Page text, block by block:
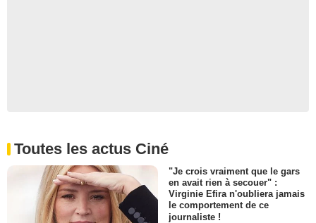
Toutes les actus Ciné
"Je crois vraiment que le gars
en avait rien à secouer" :
Virginie Efira n'oubliera jamais
le comportement de ce
journaliste !